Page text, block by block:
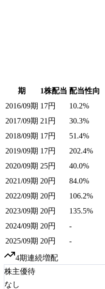
期 1株配当 配当性向
2016/09期 17円
10.2%
2017/09期 21 円
30.3%
2018/09期 17円
51.4%
2019/09期 17円
202.4%
2020/09期 25円
40.0%
2021/09期 20円
84.0%
2022/09期 20円
106.2%
2023/09期 20円
135.5%
2024/09期 20円
-
2025/09期 20円 -
4期連続増配
株主優待
なし